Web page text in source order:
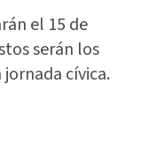
el 15 de
serán los
cívica.